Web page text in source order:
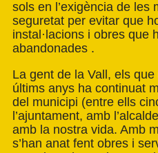
sols en l’exigència de les
seguretat per evitar que
instal·lacions i obres que
abandonades .
La gent de la Vall, els
últims anys ha continuat
del municipi (entre ells
l’ajuntament, amb
amb la nostra vida. Amb
s’han anat fent obres i